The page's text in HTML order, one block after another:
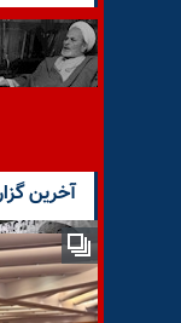
آخرین